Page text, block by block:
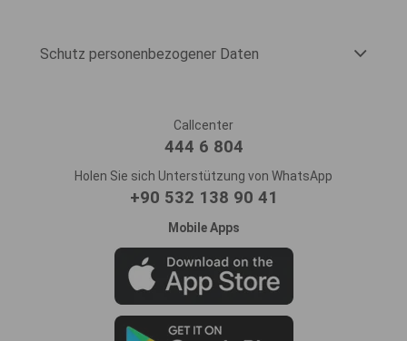
Schutz personenbezogener Daten
Callcenter
444 6 804
Holen Sie sich Unterstützung von WhatsApp
+90 532 138 90 41
Mobile Apps